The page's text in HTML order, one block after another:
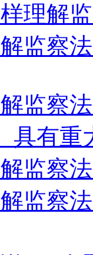
理解
监察
监察
具有重
监察
监察